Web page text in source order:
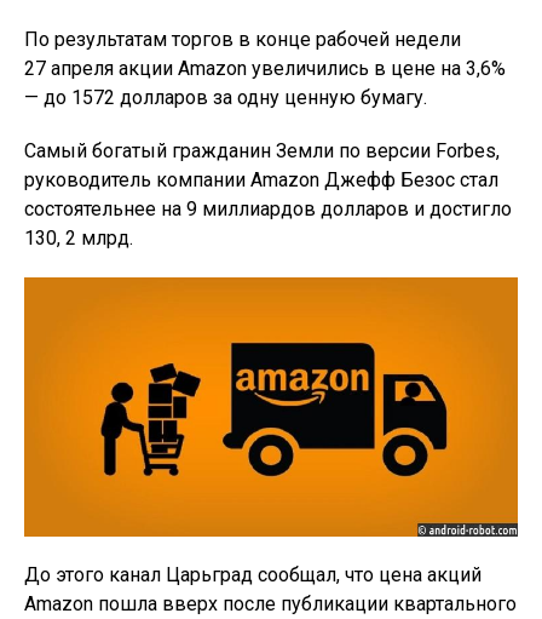
По результатам торгов в конце рабочей недели
27 апреля акции Amazon увеличились в цене на 3,6%
— до 1572 долларов за одну ценную бумагу.
Самый богатый гражданин Земли по версии Forbes,
руководитель компании Amazon Джефф Безос стал
состоятельнее на 9 миллиардов долларов и достигло
130, 2 млрд.
До этого канал Царьград сообщал, что цена акций
Amazon пошла вверх после публикации квартального